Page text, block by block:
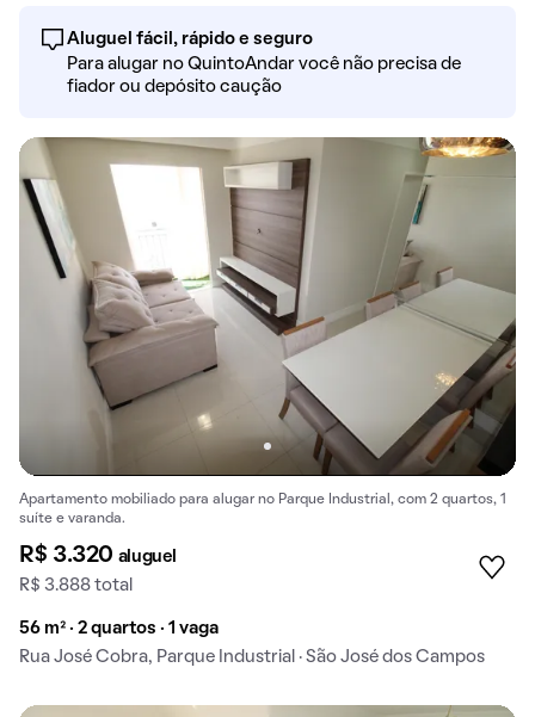
Aluguel fácil, rápido e seguro
Para alugar no QuintoAndar você não precisa de
fiador ou depósito caução
Apartamento mobiliado para alugar no Parque Industrial, com 2 quartos, 1
suíte e varanda.
R$ 3.320 aluguel
R$ 3.888 total
56 m² · 2 quartos · 1 vaga
Rua José Cobra, Parque Industrial · São José dos Campos